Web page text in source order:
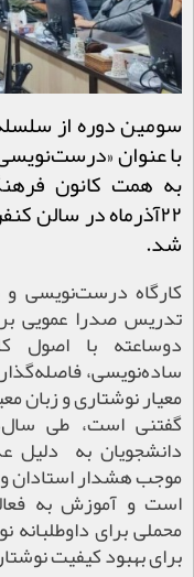
سومین دوره از
با عنوان
به همت کانون
۲۲آذرماه در سالن
شد.
کارگاه درست‌نویسی و
تدریس صدرا عمویی
دو‌ساعته با
ساده‌نویسی،
معیار نوشتاری و زبان
گفتنی است، طی
دانشجویان به دلیل
موجب هشدار استادان
است و آموزش به
محملی برای
برای بهبود کیفیت